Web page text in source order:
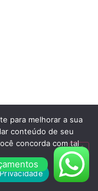
para melhorar a sua
conteúdo de seu
concorda com tal